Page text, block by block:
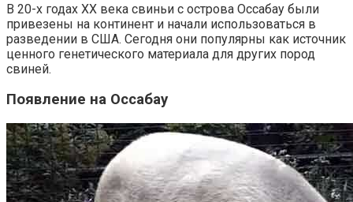
В 20-х годах XX века свиньи с острова Оссабау были
привезены на континент и начали использоваться в
разведении в США. Сегодня они популярны как источник
ценного генетического материала для других пород
свиней.
Появление на Оссабау